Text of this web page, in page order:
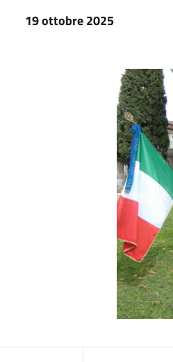
19 ottobre 2025